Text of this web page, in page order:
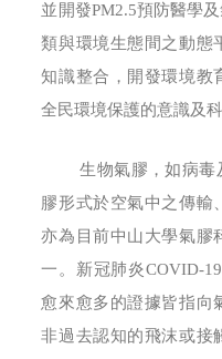
並開發PM2.5預防醫學
類與環境生態間之動態
知識整合，開發環境教
全民環境保護的意識及
生物氣膠，如病毒及
膠形式於空氣中之傳輸
亦為目前中山大學氣膠
一。新冠肺炎COVID-
愈來愈多的證據皆指向
非過去認知的飛沫或接